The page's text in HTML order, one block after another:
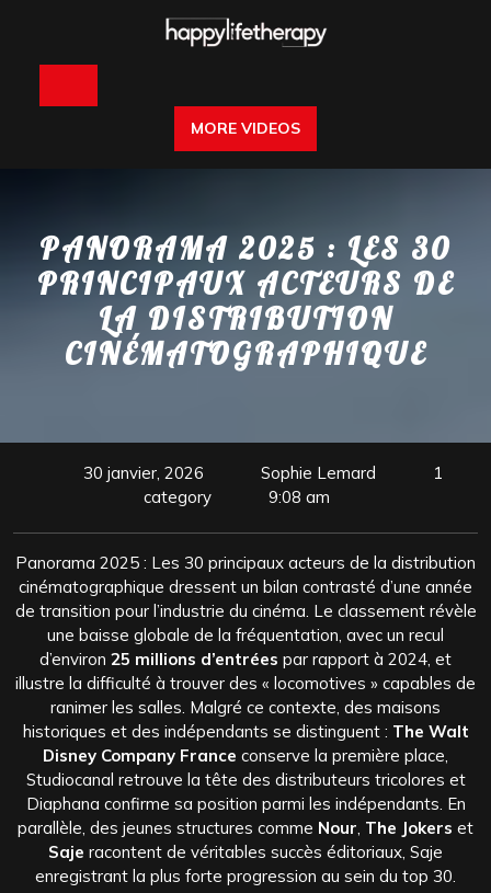
MORE VIDEOS
PANORAMA 2025 : LES 30
PRINCIPAUX ACTEURS DE
LA DISTRIBUTION
CINÉMATOGRAPHIQUE
30 janvier, 2026 Sophie Lemard
1
category
9:08 am
Panorama 2025 : Les 30 principaux acteurs de la distribution
cinématographique dressent un bilan contrasté d’une année
de transition pour l’industrie du cinéma. Le classement révèle
une baisse globale de la fréquentation, avec un recul
d’environ 25 millions d’entrées par rapport à 2024, et
illustre la difficulté à trouver des « locomotives » capables de
ranimer les salles. Malgré ce contexte, des maisons
historiques et des indépendants se distinguent : The Walt
Disney Company France conserve la première place,
Studiocanal retrouve la tête des distributeurs tricolores et
Diaphana confirme sa position parmi les indépendants. En
parallèle, des jeunes structures comme Nour, The Jokers et
Saje racontent de véritables succès éditoriaux, Saje
enregistrant la plus forte progression au sein du top 30.